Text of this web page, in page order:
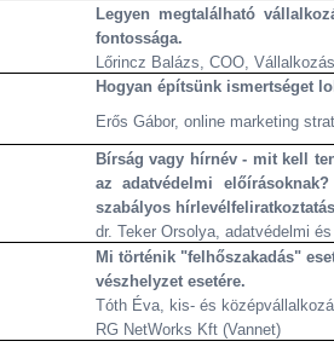
Legyen megtalálható
fontossága.
Lőrincz Balázs, COO,
Hogyan építsünk ismertséget
Erős Gábor, online marketing
Bírság vagy hírnév - mit kell
az adatvédelmi
szabályos
dr. Teker Orsolya, adatvédelmi
Mi történik "felhőszakadás"
vészhelyzet esetére.
Tóth Éva, kis- és
RG NetWorks Kft (Vannet)